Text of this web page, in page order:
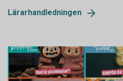
Lärarhandledningen